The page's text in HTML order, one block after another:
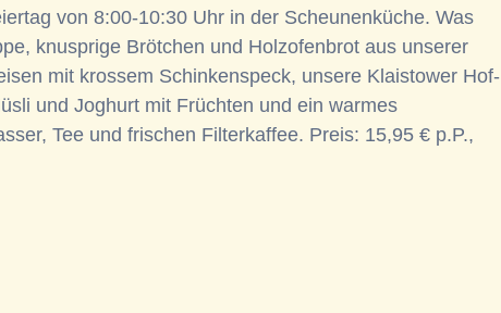
von 8:00-10:30 Uhr in der Scheunenküche. Was
knusprige Brötchen und Holzofenbrot aus unserer
mit krossem Schinkenspeck, unsere Klaistower Hof-
und Joghurt mit Früchten und ein warmes
Tee und frischen Filterkaffee. Preis: 15,95 € p.P.,